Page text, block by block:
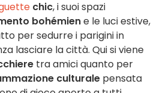
chic, i suoi spazi
bohémiene le luci estive,
per sedurre i parigini in
lasciare la città. Qui si viene
tra amici quanto per
culturale pensata